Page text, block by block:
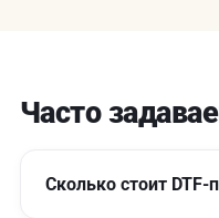
Часто
Сколько стоит DTF-